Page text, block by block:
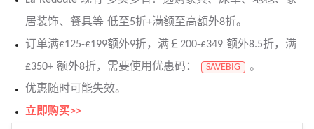
居装饰、餐具等 低至5折+满额至高额外8折。
订单满£125-£199额外9折，满￡200-£349 额外8.5折，满
£350+ 额外8折，需要使用优惠码：
SAVEBIG
。
优惠随时可能失效。
立即购买>>